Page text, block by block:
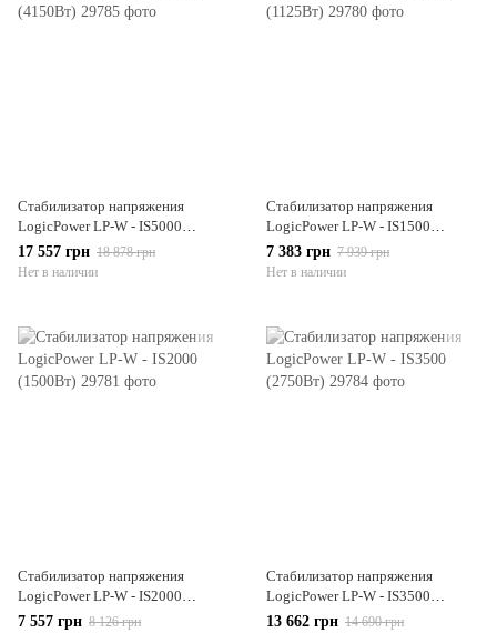
Стабилизатор напряжения
LogicPower LP-W - IS5000
(4150Вт)
17 557 грн 18 878 грн
Нет в наличии
Стабилизатор напряжения
LogicPower LP-W - IS1500
(1125Вт)
7 383 грн 7 939 грн
Нет в наличии
Стабилизатор напряжения
LogicPower LP-W - IS2000
(1500Вт)
7 557 грн 8 126 грн
Стабилизатор напряжения
LogicPower LP-W - IS3500
(2750Вт)
13 662 грн 14 690 грн